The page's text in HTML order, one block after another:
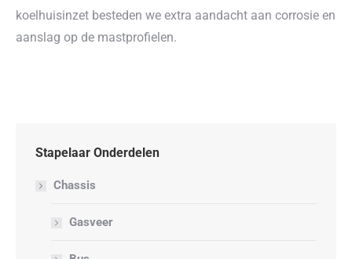
koelhuisinzet besteden we extra aandacht aan corrosie en
aanslag op de mastprofielen.
Stapelaar Onderdelen
Chassis
Gasveer